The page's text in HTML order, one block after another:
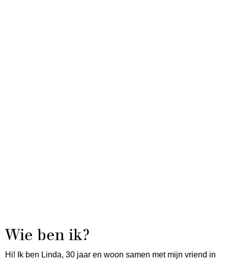
Wie ben ik?
Hi! Ik ben Linda, 30 jaar en woon samen met mijn vriend in